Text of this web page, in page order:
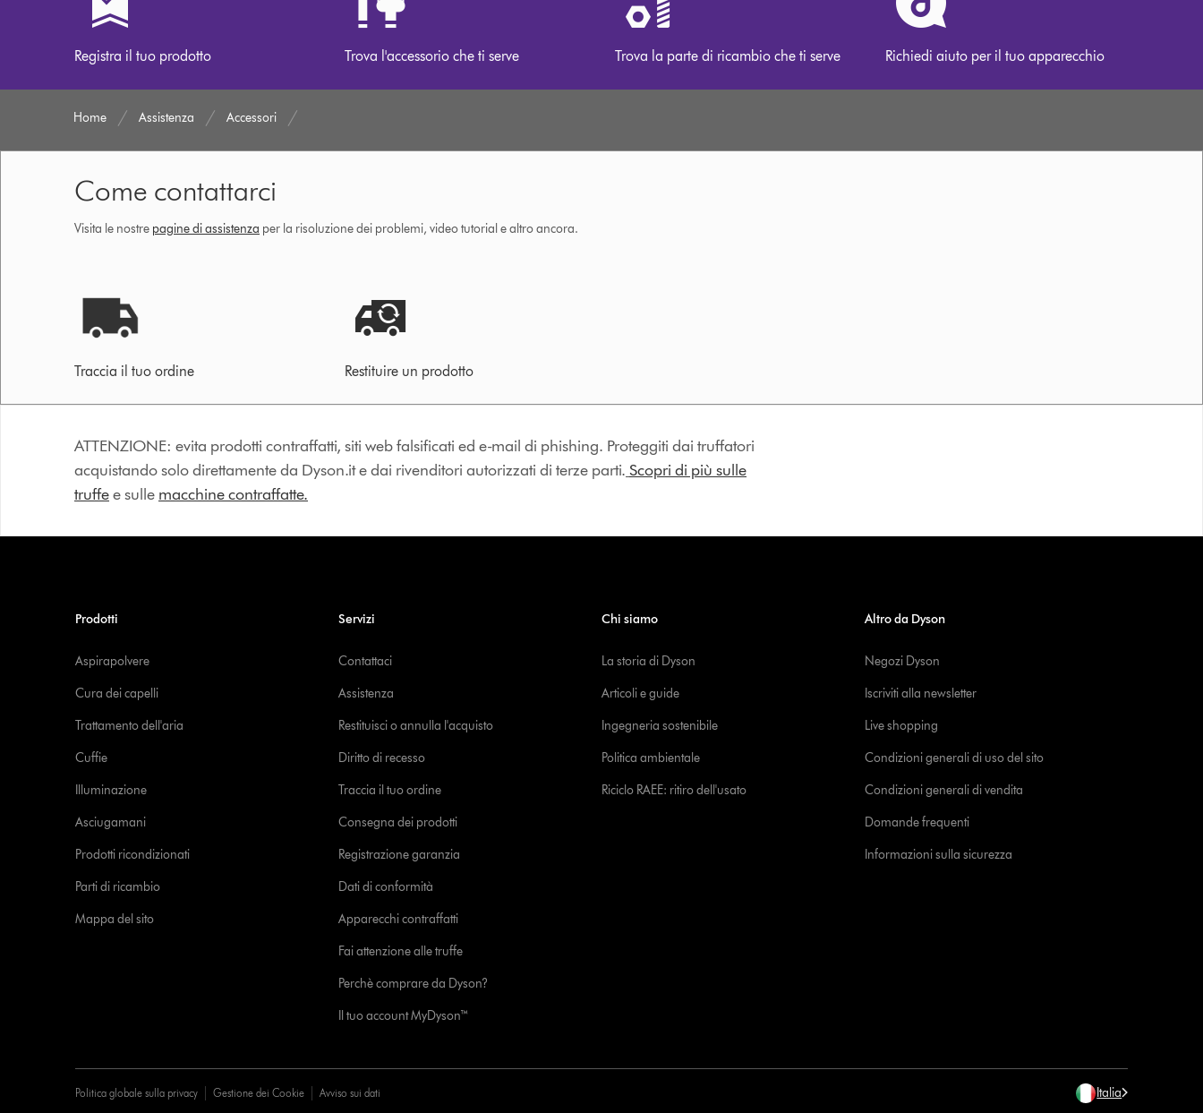
Registra il tuo prodotto Trova l'accessorio che ti serve Trova la parte di ricambio che ti serve Richiedi aiuto per il tuo apparecchio
Home Assistenza Accessori
Come contattarci
Visita le nostre pagine di assistenza per la risoluzione dei problemi, video tutorial e altro ancora.
Traccia il tuo ordine Restituire un prodotto
ATTENZIONE: evita prodotti contraffatti, siti web falsificati ed e-mail di phishing. Proteggiti dai truffatori
acquistando solo direttamente da Dyson.it e dai rivenditori autorizzati di terze parti. Scopri di più sulle
truffee sulle macchine contraffatte.
Prodotti
Aspirapolvere
Cura dei capelli
Trattamento dell'aria
Cuffie
Illuminazione
Asciugamani
Prodotti ricondizionati
Parti di ricambio
Mappa del sito
Servizi
Contattaci
Assistenza
Restituisci o annulla l'acquisto
Diritto di recesso
Traccia il tuo ordine
Consegna dei prodotti
Registrazione garanzia
Dati di conformità
Apparecchi contraffatti
Fai attenzione alle truffe
Perchè comprare da Dyson?
Il tuo account MyDyson™
Chi siamo
La storia di Dyson
Articoli e guide
Ingegneria sostenibile
Politica ambientale
Riciclo RAEE: ritiro dell'usato
Altro da Dyson
Negozi Dyson
Iscriviti alla newsletter
Live shopping
Condizioni generali di uso del sito
Condizioni generali di vendita
Domande frequenti
Informazioni sulla sicurezza
Politica globale sulla privacy Gestione dei Cookie Avviso sui dati Italia